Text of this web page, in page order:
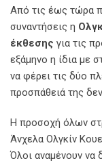
Από τις έως τώρα
συναντήσεις η
έκθεσης για τις
εξάμηνο η ίδια με
να φέρει τις δύο
προσπάθειά της
Η προσοχή όλων
Άνχελα Ολγκίν
Όλοι αναμένουν να